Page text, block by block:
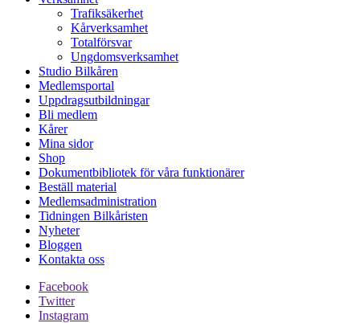
Trafiksäkerhet
Kårverksamhet
Totalförsvar
Ungdomsverksamhet
Studio Bilkåren
Medlemsportal
Uppdragsutbildningar
Bli medlem
Kårer
Mina sidor
Shop
Dokumentbibliotek för våra funktionärer
Beställ material
Medlemsadministration
Tidningen Bilkåristen
Nyheter
Bloggen
Kontakta oss
Facebook
Twitter
Instagram